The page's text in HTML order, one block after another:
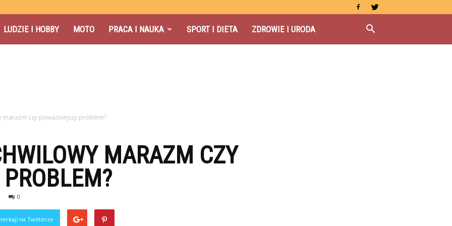
LUDZIE I HOBBY MOTO PRACA I NAUKA SPORT I DIETA ZDROWIE I URODA
marazm czy poważniejszy problem?
MARAZM CZY
0
na Twitterze